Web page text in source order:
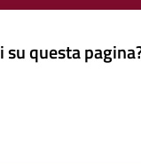
questa